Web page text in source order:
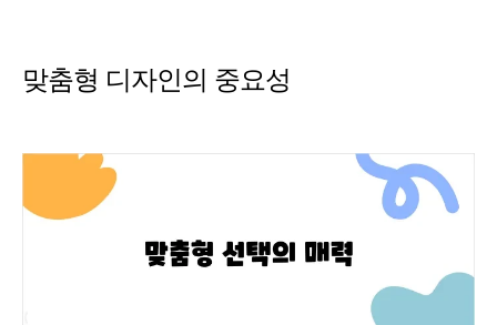
맞춤형 디자인의 중요성